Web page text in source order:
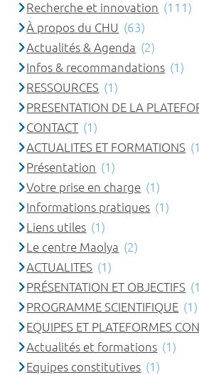
Recherche et innovation (111)
À propos du CHU (63)
Actualités & Agenda (2)
Infos & recommandations (1)
RESSOURCES (1)
PRESENTATION DE LA
CONTACT (1)
ACTUALITES ET FORMATIONS
Présentation (1)
Votre prise en charge (1)
Informations pratiques (1)
Liens utiles (1)
Le centre Maolya (2)
ACTUALITES (1)
PRÉSENTATION ET OBJECTIFS
PROGRAMME SCIENTIFIQUE (1)
EQUIPES ET PLATEFORMES
Actualités et formations (1)
Equipes constitutives (1)